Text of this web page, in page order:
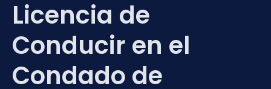
Licencia de
Conducir en el
Condado de